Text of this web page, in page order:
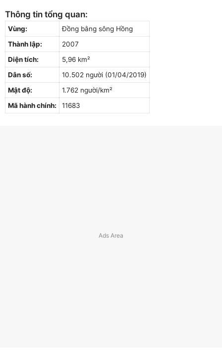
Thông tin tổng quan:
Vùng:
Đồng bằng sông Hồng
Thành lập:
2007
Diện tích:
5,96 km²
Dân số:
10.502 người (01/04/2019)
Mật độ:
1.762 người/km²
Mã hành chính:
11683